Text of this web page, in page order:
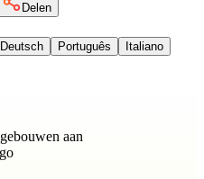
Delen
Deutsch Português
Italiano